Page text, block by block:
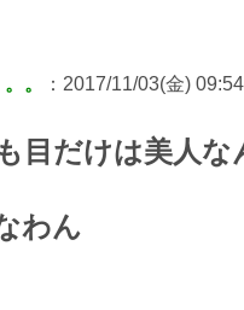
。
：2017/11/03(金)
目だけは美人な
わん